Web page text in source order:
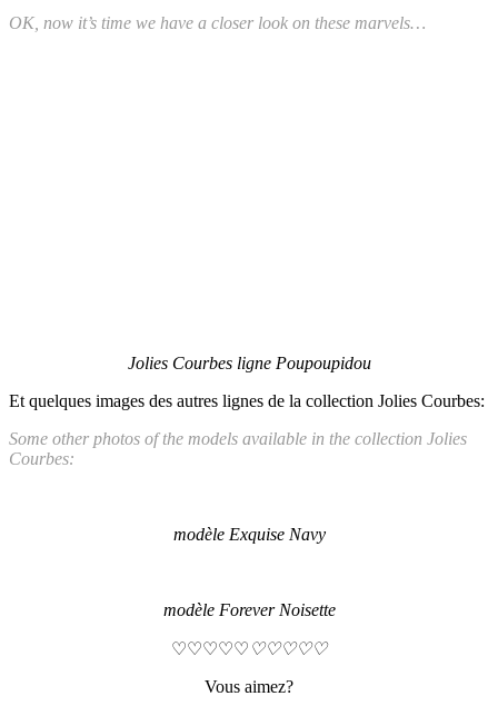
OK, now it’s time we have a closer look on these marvels…
Jolies Courbes ligne Poupoupidou
Et quelques images des autres lignes de la collection Jolies Courbes:
Some other photos of the models available in the collection Jolies
Courbes:
modèle Exquise Navy
modèle Forever Noisette
♡♡♡♡♡ ♡♡♡♡♡
Vous aimez?